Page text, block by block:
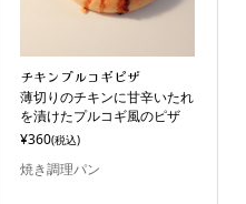
チキンプルコギピザ
薄切りのチキンに甘辛いたれ
を漬けたプルコギ風のピザ
¥360(税込)
焼き調理パン